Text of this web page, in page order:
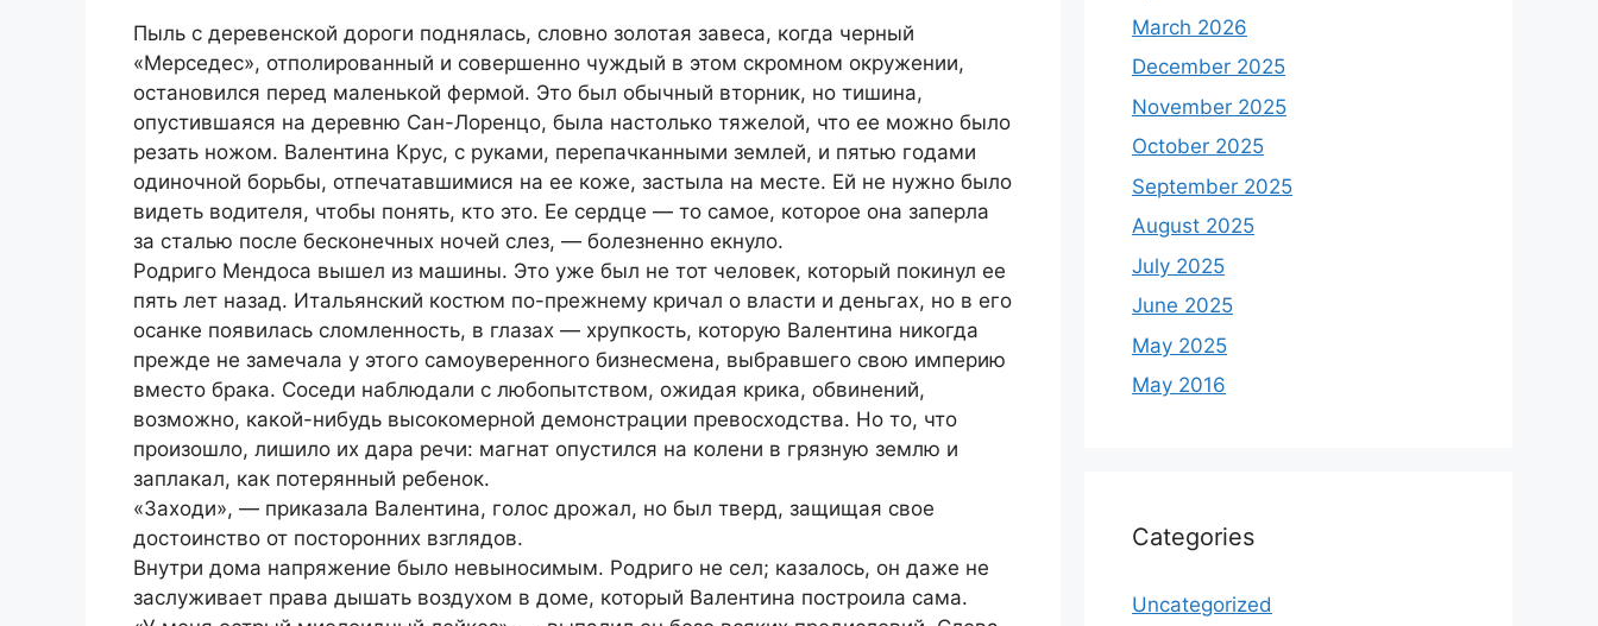
Пыль с деревенской дороги поднялась, словно золотая завеса, когда черный
«Мерседес», отполированный и совершенно чуждый в этом скромном окружении,
остановился перед маленькой фермой. Это был обычный вторник, но тишина,
опустившаяся на деревню Сан-Лоренцо, была настолько тяжелой, что ее можно было
резать ножом. Валентина Крус, с руками, перепачканными землей, и пятью годами
одиночной борьбы, отпечатавшимися на ее коже, застыла на месте. Ей не нужно было
видеть водителя, чтобы понять, кто это. Ее сердце — то самое, которое она заперла
за сталью после бесконечных ночей слез, — болезненно екнуло.
Родриго Мендоса вышел из машины. Это уже был не тот человек, который покинул ее
пять лет назад. Итальянский костюм по-прежнему кричал о власти и деньгах, но в его
осанке появилась сломленность, в глазах — хрупкость, которую Валентина никогда
прежде не замечала у этого самоуверенного бизнесмена, выбравшего свою империю
вместо брака. Соседи наблюдали с любопытством, ожидая крика, обвинений,
возможно, какой-нибудь высокомерной демонстрации превосходства. Но то, что
произошло, лишило их дара речи: магнат опустился на колени в грязную землю и
заплакал, как потерянный ребенок.
«Заходи», — приказала Валентина, голос дрожал, но был тверд, защищая свое
достоинство от посторонних взглядов.
Внутри дома напряжение было невыносимым. Родриго не сел; казалось, он даже не
заслуживает права дышать воздухом в доме, который Валентина построила сама.
March 2026
December 2025
November 2025
October 2025
September 2025
August 2025
July 2025
June 2025
May 2025
May 2016
Categories
Uncategorized